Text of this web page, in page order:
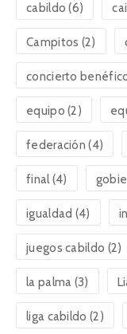
cabildo (6)
Campitos (2)
concierto
equipo (2)
federación (4)
final(4)
igualdad (4)
juegos cabildo (2)
la palma (3)
liga cabildo (2)